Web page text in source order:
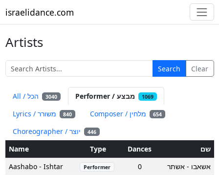
israelidance.com
Artists
Search Clear
3040 1069
840 654
446
Name Type Dances
שם
Aashabo - Ishtar
Performer 0
אשאבו - אשתר